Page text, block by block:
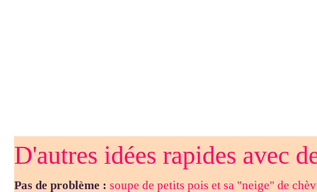
D'autres idées rapides avec
Pas de problème : soupe de petits pois et sa "neige" de